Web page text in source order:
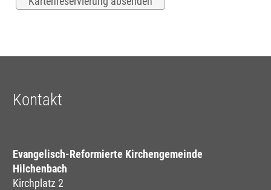
Kontakt
Evangelisch-Reformierte Kirchengemeinde
Hilchenbach
Kirchplatz 2